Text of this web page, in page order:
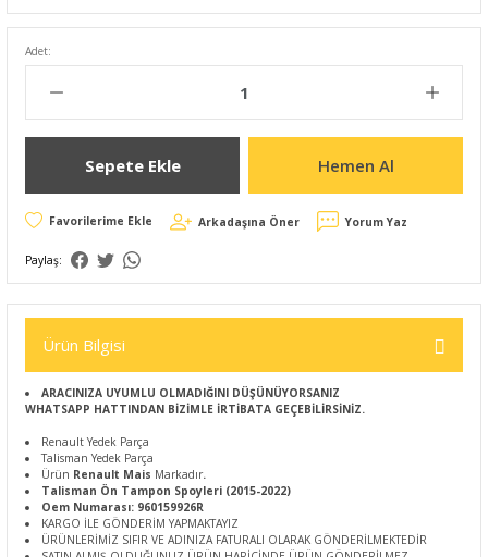
Adet:
Sepete Ekle Hemen Al
Arkadaşına Öner Yorum Yaz
Paylaş:
Ürün Bilgisi
ARACINIZA UYUMLU OLMADIĞINI DÜŞÜNÜYORSANIZ
WHATSAPP HATTINDAN BİZİMLE İRTİBATA GEÇEBİLİRSİNİZ.
Renault Yedek Parça
Talisman Yedek Parça
Ürün Renault Mais Markadır.
Talisman Ön Tampon Spoyleri (2015-2022)
Oem Numarası: 960159926R
KARGO İLE GÖNDERİM YAPMAKTAYIZ
ÜRÜNLERİMİZ SIFIR VE ADINIZA FATURALI OLARAK GÖNDERİLMEKTEDİR